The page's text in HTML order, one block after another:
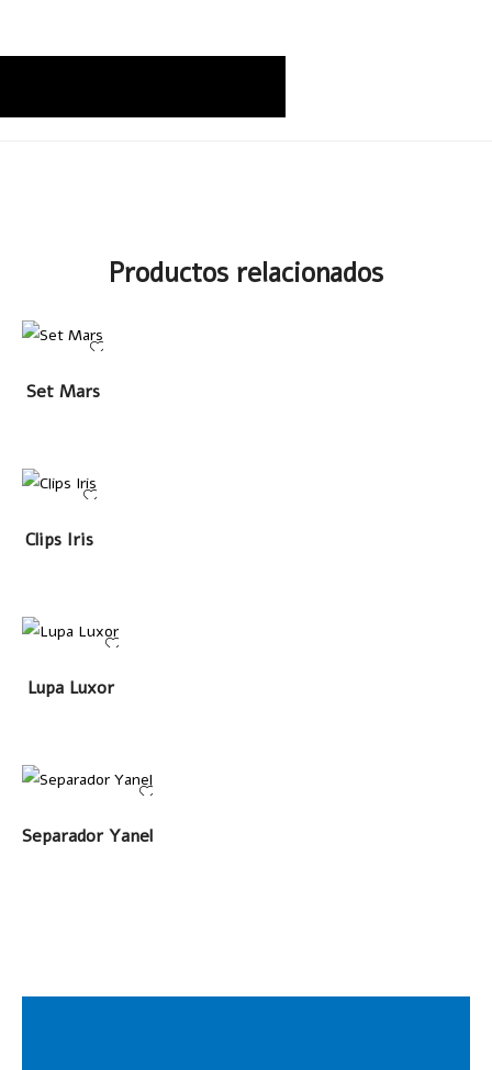
Productos relacionados
LEER MÁS
Set Mars
MÁS
Clips Iris
LEER MÁS
Lupa Luxor
LEER MÁS
Separador Yanel